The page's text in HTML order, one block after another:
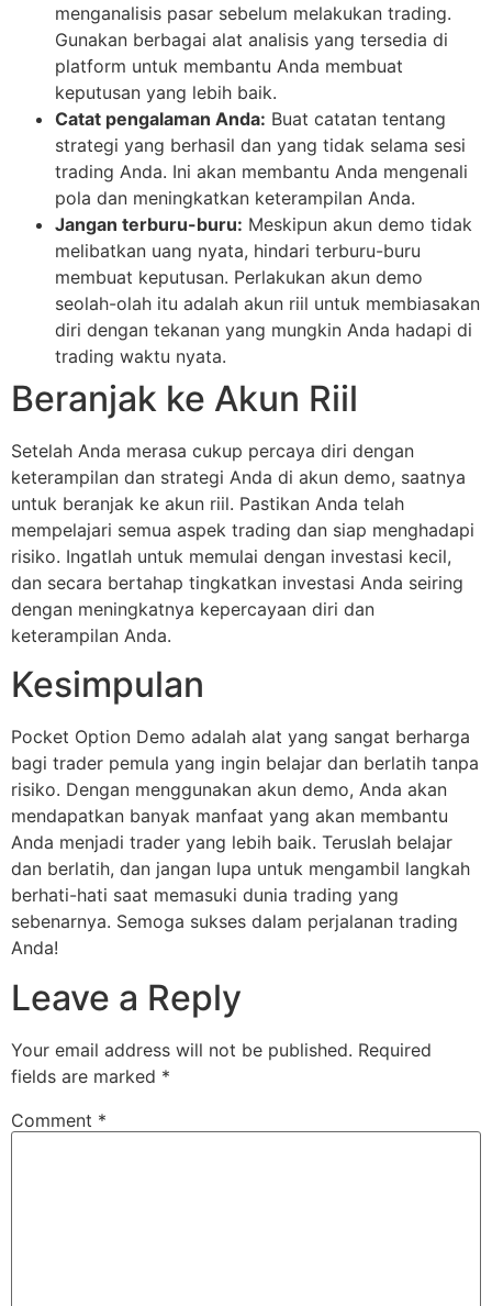
menganalisis pasar sebelum melakukan trading.
Gunakan berbagai alat analisis yang tersedia di
platform untuk membantu Anda membuat
keputusan yang lebih baik.
Catat pengalaman Anda: Buat catatan tentang
strategi yang berhasil dan yang tidak selama sesi
trading Anda. Ini akan membantu Anda mengenali
pola dan meningkatkan keterampilan Anda.
Jangan terburu-buru: Meskipun akun demo tidak
melibatkan uang nyata, hindari terburu-buru
membuat keputusan. Perlakukan akun demo
seolah-olah itu adalah akun riil untuk membiasakan
diri dengan tekanan yang mungkin Anda hadapi di
trading waktu nyata.
Beranjak ke Akun Riil
Setelah Anda merasa cukup percaya diri dengan
keterampilan dan strategi Anda di akun demo, saatnya
untuk beranjak ke akun riil. Pastikan Anda telah
mempelajari semua aspek trading dan siap menghadapi
risiko. Ingatlah untuk memulai dengan investasi kecil,
dan secara bertahap tingkatkan investasi Anda seiring
dengan meningkatnya kepercayaan diri dan
keterampilan Anda.
Kesimpulan
Pocket Option Demo adalah alat yang sangat berharga
bagi trader pemula yang ingin belajar dan berlatih tanpa
risiko. Dengan menggunakan akun demo, Anda akan
mendapatkan banyak manfaat yang akan membantu
Anda menjadi trader yang lebih baik. Teruslah belajar
dan berlatih, dan jangan lupa untuk mengambil langkah
berhati-hati saat memasuki dunia trading yang
sebenarnya. Semoga sukses dalam perjalanan trading
Anda!
Leave a Reply
Your email address will not be published. Required
fields are marked *
Comment *